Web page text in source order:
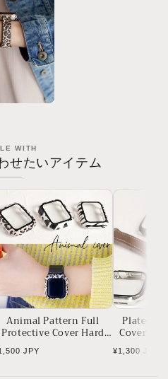
WITH
せたいアイテム
Animal Pattern Full
Protective Cover Hard
Apple Watch Case
Apple Watch
JPY
Plated
Cover
Watch
Regular
¥1,300 JPY